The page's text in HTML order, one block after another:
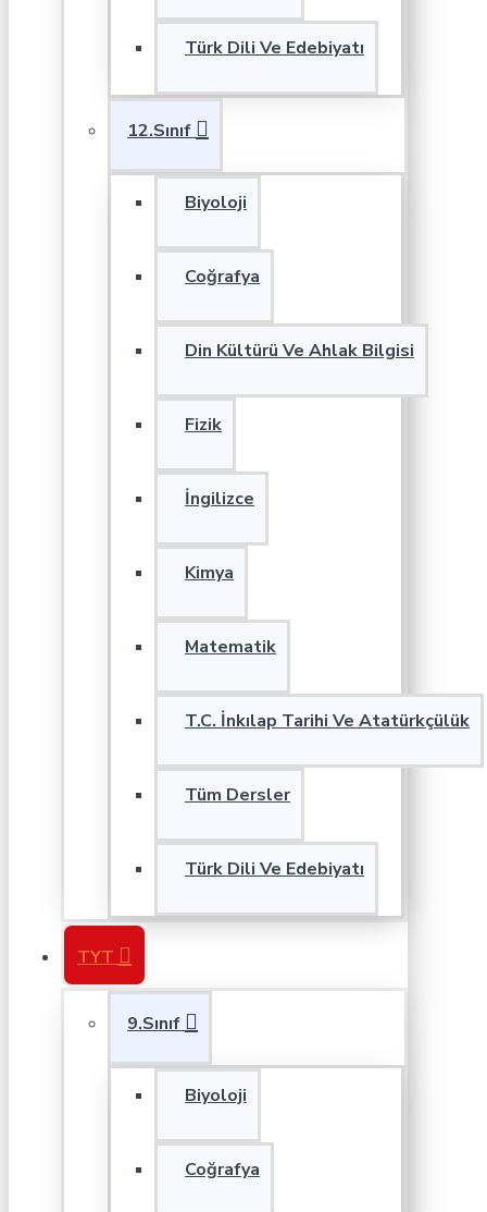
Türk Dili Ve Edebiyatı
12.Sınıf
Biyoloji
Coğrafya
Din Kültürü Ve Ahlak Bilgisi
Fizik
İngilizce
Kimya
Matematik
T.C. İnkılap Tarihi Ve Atatürkçülük
Tüm Dersler
Türk Dili Ve Edebiyatı
TYT
9.Sınıf
Biyoloji
Coğrafya